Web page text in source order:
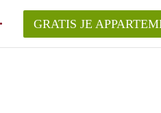
GRATIS JE